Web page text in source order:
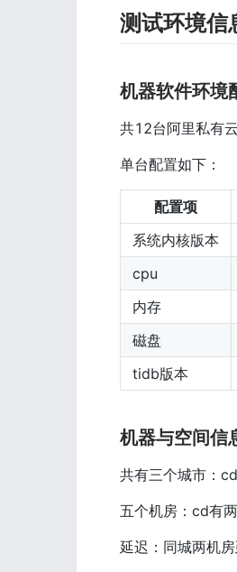
测试环境信
机器软件环境
共12台阿里私有
单台配置如下：
配置项
系统内核版本
cpu
内存
磁盘
tidb版本
机器与空间信
共有三个城市：
五个机房：cd有
延迟：同城两机